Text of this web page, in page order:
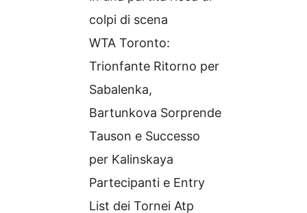
colpi di scena
WTA Toronto:
Trionfante Ritorno per
Sabalenka,
Bartunkova Sorprende
Tauson e Successo
per Kalinskaya
Partecipanti e Entry
List dei Tornei Atp